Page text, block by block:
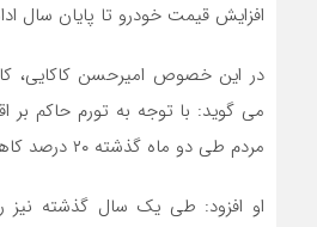
افزایش قیمت خودرو تا پایان سال
در این خصوص امیرحسن کاکایی،
می گوید: با توجه به تورم حاکم بر
مردم طی دو ماه گذشته ۲۰ درصد کاهش پیدا کرده است.
او افزود: طی یک سال گذشته نیز